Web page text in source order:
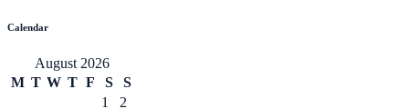
Calendar
August 2026
M T W T F S
S
1
2